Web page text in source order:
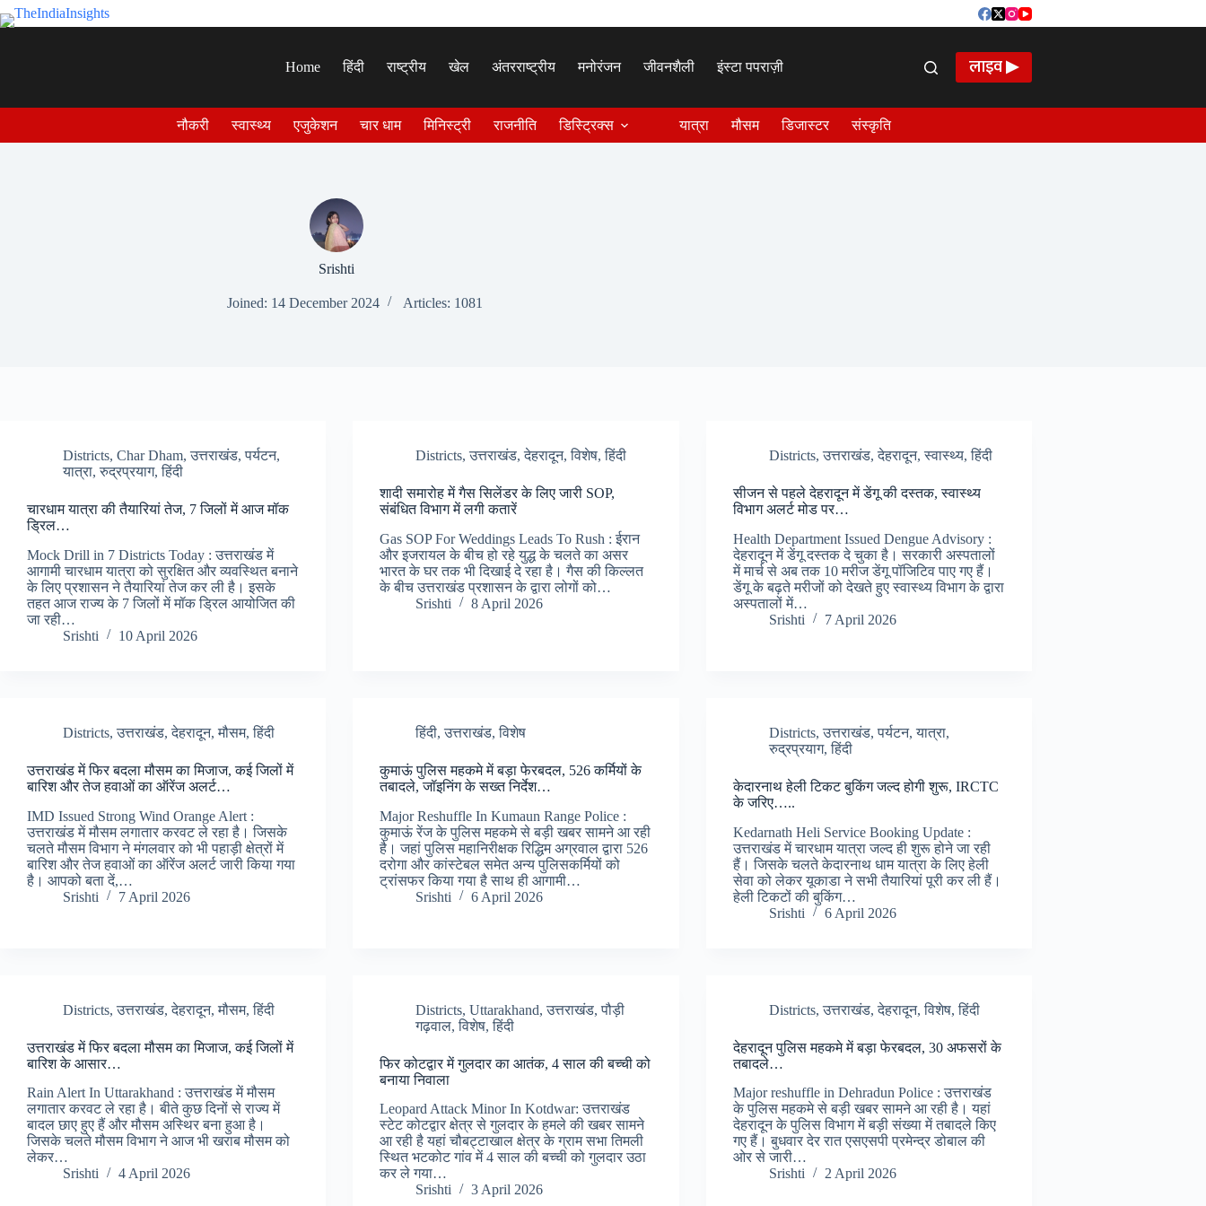
Skip
to
Home
हिंदी राष्ट्रीय खेल अंतरराष्ट्रीय मनोरंजन जीवनशैली इंस्टा पपराज़ी लाइव ▶
नौकरी स्वास्थ्य एजुकेशन चार धाम मिनिस्ट्री राजनीति डिस्ट्रिक्स यात्रा मौसम डिजास्टर संस्कृति
Srishti
Joined: 14 December 2024 Articles: 1081
Districts, Char Dham,उत्तराखंड,पर्यटन,
यात्रा,रुद्रप्रयाग,हिंदी
चारधाम यात्रा की तैयारियां तेज, 7 जिलों में आज मॉक
ड्रिल…
Mock Drill in 7 Districts Today : उत्तराखंड में
आगामी चारधाम यात्रा को सुरक्षित और व्यवस्थित बनाने
के लिए प्रशासन ने तैयारियां तेज कर ली है। इसके
तहत आज राज्य के 7 जिलों में मॉक ड्रिल आयोजित की
जा रही…
Srishti
10 April 2026
Districts,उत्तराखंड,देहरादून,विशेष,हिंदी
शादी समारोह में गैस सिलेंडर के लिए जारी SOP,
संबंधित विभाग में लगी कतारें
Gas SOP For Weddings Leads To Rush : ईरान
और इजरायल के बीच हो रहे युद्ध के चलते का असर
भारत के घर तक भी दिखाई दे रहा है। गैस की किल्लत
के बीच उत्तराखंड प्रशासन के द्वारा लोगों को…
Srishti
8 April 2026
Districts,उत्तराखंड,देहरादून,स्वास्थ्य,हिंदी
सीजन से पहले देहरादून में डेंगू की दस्तक, स्वास्थ्य
विभाग अलर्ट मोड पर…
Health Department Issued Dengue Advisory :
देहरादून में डेंगू दस्तक दे चुका है। सरकारी अस्पतालों
में मार्च से अब तक 10 मरीज डेंगू पॉजिटिव पाए गए हैं।
डेंगू के बढ़ते मरीजों को देखते हुए स्वास्थ्य विभाग के द्वारा
अस्पतालों में…
Srishti
7 April 2026
Districts,उत्तराखंड,देहरादून,मौसम,हिंदी
उत्तराखंड में फिर बदला मौसम का मिजाज, कई जिलों में
बारिश और तेज हवाओं का ऑरेंज अलर्ट…
IMD Issued Strong Wind Orange Alert :
उत्तराखंड में मौसम लगातार करवट ले रहा है। जिसके
चलते मौसम विभाग ने मंगलवार को भी पहाड़ी क्षेत्रों में
बारिश और तेज हवाओं का ऑरेंज अलर्ट जारी किया गया
है। आपको बता दें,…
Srishti
7 April 2026
हिंदी,उत्तराखंड,विशेष
कुमाऊं पुलिस महकमे में बड़ा फेरबदल, 526 कर्मियों के
तबादले, जॉइनिंग के सख्त निर्देश…
Major Reshuffle In Kumaun Range Police :
कुमाऊं रेंज के पुलिस महकमे से बड़ी खबर सामने आ रही
है। जहां पुलिस महानिरीक्षक रिद्धिम अग्रवाल द्वारा 526
दरोगा और कांस्टेबल समेत अन्य पुलिसकर्मियों को
ट्रांसफर किया गया है साथ ही आगामी…
Srishti
6 April 2026
Districts,उत्तराखंड,पर्यटन,यात्रा,
रुद्रप्रयाग,हिंदी
केदारनाथ हेली टिकट बुकिंग जल्द होगी शुरू, IRCTC
के जरिए…..
Kedarnath Heli Service Booking Update :
उत्तराखंड में चारधाम यात्रा जल्द ही शुरू होने जा रही
हैं। जिसके चलते केदारनाथ धाम यात्रा के लिए हेली
सेवा को लेकर यूकाडा ने सभी तैयारियां पूरी कर ली हैं।
हेली टिकटों की बुकिंग…
Srishti
6 April 2026
Districts,उत्तराखंड,देहरादून,मौसम,हिंदी
उत्तराखंड में फिर बदला मौसम का मिजाज, कई जिलों में
बारिश के आसार…
Rain Alert In Uttarakhand : उत्तराखंड में मौसम
लगातार करवट ले रहा है। बीते कुछ दिनों से राज्य में
बादल छाए हुए हैं और मौसम अस्थिर बना हुआ है।
जिसके चलते मौसम विभाग ने आज भी खराब मौसम को
लेकर…
Srishti
4 April 2026
Districts,Uttarakhand,उत्तराखंड,पौड़ी
गढ़वाल,विशेष,हिंदी
फिर कोटद्वार में गुलदार का आतंक, 4 साल की बच्ची को
बनाया निवाला
Leopard Attack Minor In Kotdwar: उत्तराखंड
स्टेट कोटद्वार क्षेत्र से गुलदार के हमले की खबर सामने
आ रही है यहां चौबट्टाखाल क्षेत्र के ग्राम सभा तिमली
स्थित भटकोट गांव में 4 साल की बच्ची को गुलदार उठा
कर ले गया…
Srishti
3 April 2026
Districts,उत्तराखंड,देहरादून,विशेष,हिंदी
देहरादून पुलिस महकमे में बड़ा फेरबदल, 30 अफसरों के
तबादले…
Major reshuffle in Dehradun Police : उत्तराखंड
के पुलिस महकमे से बड़ी खबर सामने आ रही है। यहां
देहरादून के पुलिस विभाग में बड़ी संख्या में तबादले किए
गए हैं। बुधवार देर रात एसएसपी प्रमेन्द्र डोबाल की
ओर से जारी…
Srishti
2 April 2026